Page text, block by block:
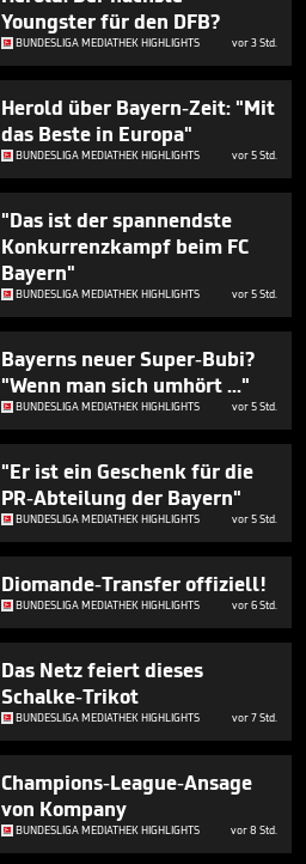
Youngster für den DFB?
BUNDESLIGA MEDIATHEK HIGHLIGHTS vor 3 Std.
Herold über Bayern-Zeit: "Mit
das Beste in Europa"
BUNDESLIGA MEDIATHEK HIGHLIGHTS vor 5 Std.
"Das ist der spannendste
Konkurrenzkampf beim FC
Bayern"
BUNDESLIGA MEDIATHEK HIGHLIGHTS vor 5 Std.
Bayerns neuer Super-Bubi?
"Wenn man sich umhört ..."
BUNDESLIGA MEDIATHEK HIGHLIGHTS vor 5 Std.
"Er ist ein Geschenk für die
PR-Abteilung der Bayern"
BUNDESLIGA MEDIATHEK HIGHLIGHTS vor 5 Std.
Diomande-Transfer offiziell!
BUNDESLIGA MEDIATHEK HIGHLIGHTS vor 6 Std.
Das Netz feiert dieses
Schalke-Trikot
BUNDESLIGA MEDIATHEK HIGHLIGHTS vor 7 Std.
Champions-League-Ansage
von Kompany
BUNDESLIGA MEDIATHEK HIGHLIGHTS vor 8 Std.